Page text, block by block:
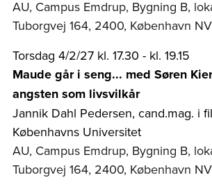
AU, Campus Emdrup, Bygning B,
Tuborgvej 164, 2400, København NV
Torsdag 4/2/27 kl. 17.30 - kl. 19.15
Maude går i seng... med Søren
angsten som livsvilkår
Jannik Dahl Pedersen, cand.mag. i
Københavns Universitet
AU, Campus Emdrup, Bygning B,
Tuborgvej 164, 2400, København NV